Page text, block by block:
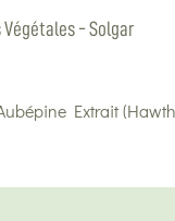
- Solgar